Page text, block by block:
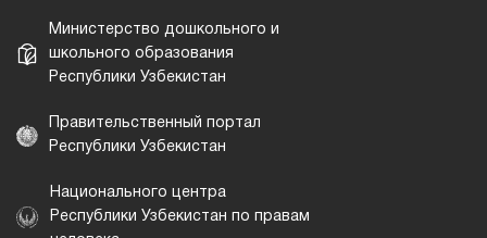
Министерство дошкольного и
школьного образования
Республики Узбекистан
Правительственный портал
Республики Узбекистан
Национального центра
Республики Узбекистан по правам